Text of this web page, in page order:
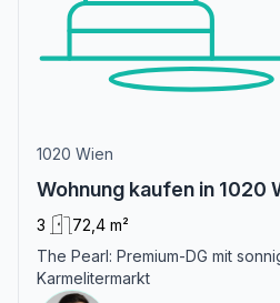
1020 Wien
Wohnung kaufen in 1020
3
72,4 m²
The Pearl: Premium-DG mit
Karmelitermarkt